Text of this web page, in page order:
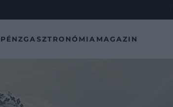
PÉNZGASZTRONÓMIA MAGAZIN